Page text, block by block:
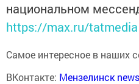
национальном
https://max.ru/tatmedia
Самое интересное в наших
ВКонтакте: Мензелинск